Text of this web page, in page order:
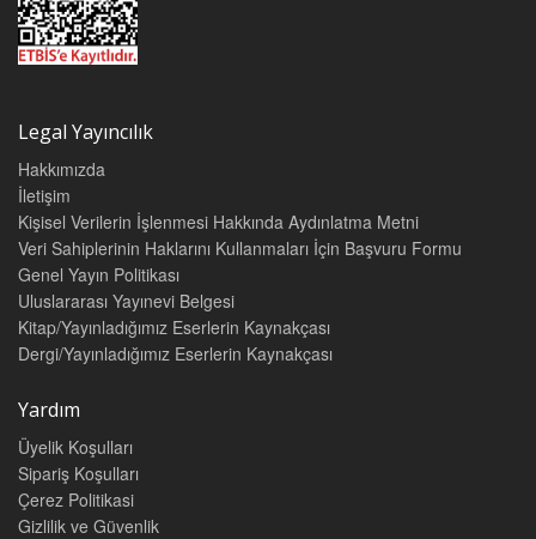
GİRİŞ 1
ÇALIŞMA YAŞAMINDA SOSYAL GÜVENLİK VE SOSYAL
POLİTİKA KAYIT DIŞI İSTİHDAM BAĞLAMINDA SOSYAL
GÜVENLİK DENETMENLERİ 5
KISA VADELİ SİGORTA KOLLARI VE HAK SAHİPLİĞİ
SOSYAL GÜVENLİK AÇISINDAN İŞ KAZASI VEYA MESLEK
HASTALIĞI 35
ESER SÖZLEŞMESİ VE ALT İŞVERENLİK SÖZLEŞMESİ
KAPSAMINDA İŞ KAZASI 69
EV HİZMETLERİ ÇALIŞANLARI VE KONUT KAPICILIĞI
İŞ SÖZLEŞMESİNİN FESHİ VE SONUÇLARI
TAM VE KISMÎ SÜRELİ İLE UZAKTAN ÇALIŞMA BİÇİMLERİ
KÜRESELLEŞME SÜRECİNDE GÜVENCELİ ESNEKLİK VE
TÜRKİYE EMEK PİYASASINDA ESNEKLEŞME 117
Legal Yayıncılık
Hakkımızda
İletişim
Kişisel Verilerin İşlenmesi Hakkında Aydınlatma Metni
Veri Sahiplerinin Haklarını Kullanmaları İçin Başvuru Formu
Genel Yayın Politikası
Uluslararası Yayınevi Belgesi
Kitap/Yayınladığımız Eserlerin Kaynakçası
Dergi/Yayınladığımız Eserlerin Kaynakçası
Yardım
Üyelik Koşulları
Sipariş Koşulları
Çerez Politikasi
Gizlilik ve Güvenlik